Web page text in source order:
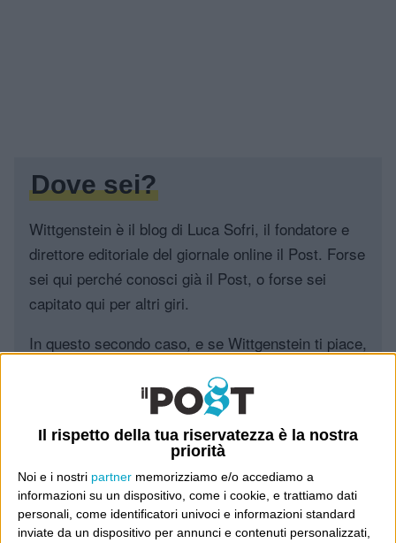
Il rispetto della tua riservatezza è la nostra
priorità
Noi e i nostri partner memorizziamo e/o accediamo a
informazioni su un dispositivo, come i cookie, e trattiamo dati
personali, come identificatori univoci e informazioni standard
inviate da un dispositivo per annunci e contenuti personalizzati,
Dove sei?
Wittgenstein è il blog di Luca Sofri, il fondatore e
direttore editoriale del giornale online il Post. Forse
sei qui perché conosci già il Post, o forse sei
capitato qui per altri giri.
In questo secondo caso, e se Wittgenstein ti piace,
proprio da qui, e dal voler portare gli approcci di
questo blog dentro a un progetto più grande.
Poi il Post è cresciuto ed è diventato anche altro:
un progetto giornalistico che prosegue da oltre 16
anni, grazie a chi lo scopre, lo apprezza e lo
consiglia in giro.